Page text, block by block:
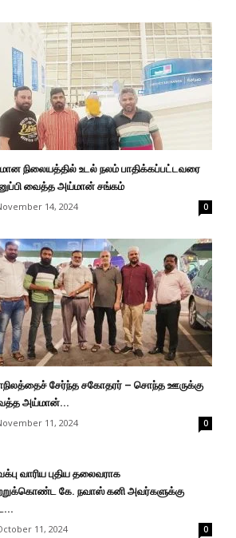
நிலையத்தில் உடல் நலம் பாதிக்கப்பட்டவரை
வைத்த அய்மான் சங்கம்
14, 2024 0
சேர்ந்த சகோதரர் – சொந்த ஊருக்கு
அய்மான்...
11, 2024 0
வாரிய புதிய தலைவராக
கே. நவாஸ் கனி அவர்களுக்கு
11, 2024 0